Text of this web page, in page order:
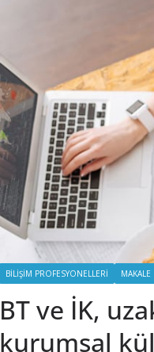
BILIŞIM PROFESYONELLERI MAKALE
BT ve İK,
kurumsal